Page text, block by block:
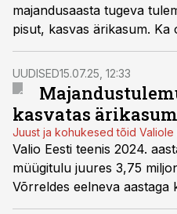
majandusaasta tugeva
pisut, kasvas ärikasum.
investeeringuprojektiga –
rajamist.
UUDISED15.07.25, 12:33
kasvatas
Juust ja kohukesed tõid
Valio Eesti teenis 2024.
müügitulu juures 3,75
Võrreldes eelneva aastaga
protsenti – siis oli ettevõtte